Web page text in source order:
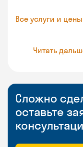
Все услуги и цены
Читать
Сложно
оставьте